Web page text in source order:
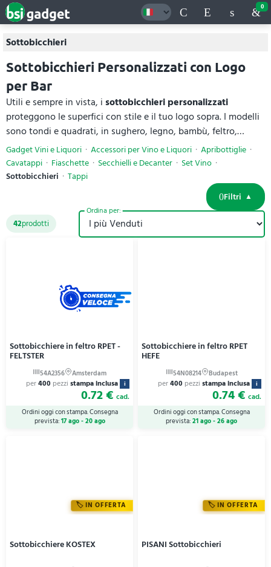
0
Sottobicchieri
Sottobicchieri Personalizzati con Logo
per Bar
Utili e sempre in vista, isottobicchieri personalizzati
proteggono le superfici con stile e il tuo logo sopra. I modelli
sono tondi e quadrati, in sughero, legno, bambù, feltro,
ardesia, silicone e cartoncino, singoli o in set, in tanti colori.
Ampia superficie stampabile per il tuo logo, ideali per bar,
ristoranti ed eventi. Per ogni
Gadget Vini e Liquori Accessori per Vino e Liquori
Apribottiglie
Cavatappi
Fiaschette Secchielli e Decanter
Set Vino
Sottobicchieri
Tappi
Filtri
42prodotti
Ordina per:
Sottobicchiere in feltro RPET -
FELTSTER
per400 pezzi stampa inclusa i
0.72 € cad.
Ordini oggi con stampa. Consegna
prevista:17 ago - 20 ago
Sottobicchiere in feltro RPET
HEFE
per400 pezzi stampa inclusa i
0.74 € cad.
Ordini oggi con stampa. Consegna
prevista:21 ago - 26 ago
IN OFFERTA
Sottobicchiere KOSTEX
IN OFFERTA
PISANI Sottobicchieri